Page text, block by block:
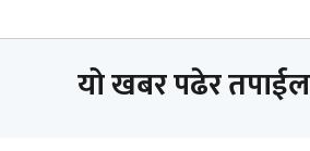
यो खबर पढेर